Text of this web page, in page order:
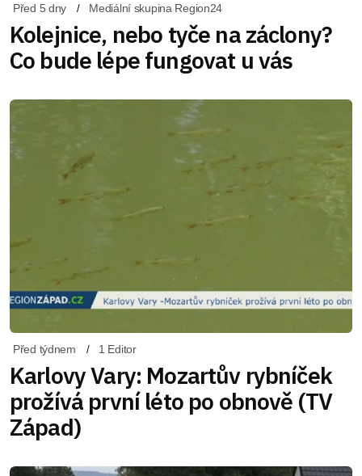
Před 5 dny Mediální skupina Region24
Kolejnice, nebo tyče na záclony?
Co bude lépe fungovat u vás
Před týdnem 1 Editor
Karlovy Vary: Mozartův rybníček
prožívá první léto po obnově (TV
Západ)